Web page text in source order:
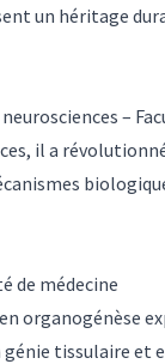
un héritage
–
il a
de médecine
organogénèse
tissulaire et